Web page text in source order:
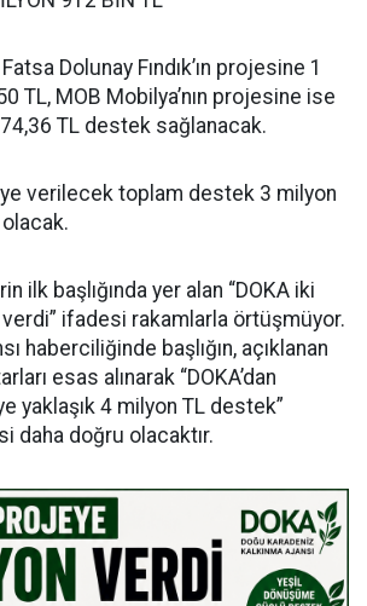
Dolunay Fındık’ın projesine 1
TL, MOB Mobilya’nın projesine ise
TL destek sağlanacak.
verilecek toplam destek 3 milyon
ilk başlığında yer alan “DOKA iki
ifadesi rakamlarla örtüşmüyor.
haberciliğinde başlığın, açıklanan
esas alınarak “DOKA’dan
yaklaşık 4 milyon TL destek”
daha doğru olacaktır.